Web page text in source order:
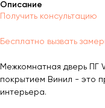
Описание
Получить консультацию
Бесплатно вызвать
Межкомнатная дверь ПГ
покрытием Винил - это
интерьера.